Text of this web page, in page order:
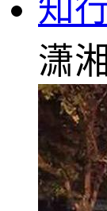
知
潇